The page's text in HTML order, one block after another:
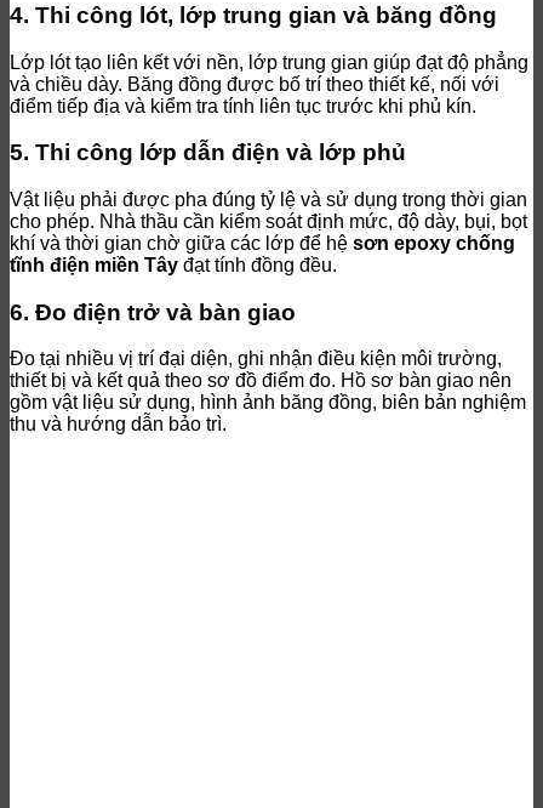
4. Thi công lót, lớp trung gian và băng đồng
Lớp lót tạo liên kết với nền, lớp trung gian giúp đạt độ phẳng
và chiều dày. Băng đồng được bố trí theo thiết kế, nối với
điểm tiếp địa và kiểm tra tính liên tục trước khi phủ kín.
5. Thi công lớp dẫn điện và lớp phủ
Vật liệu phải được pha đúng tỷ lệ và sử dụng trong thời gian
cho phép. Nhà thầu cần kiểm soát định mức, độ dày, bụi, bọt
khí và thời gian chờ giữa các lớp để hệ sơn epoxy chống
tĩnh điện miền Tây đạt tính đồng đều.
6. Đo điện trở và bàn giao
Đo tại nhiều vị trí đại diện, ghi nhận điều kiện môi trường,
thiết bị và kết quả theo sơ đồ điểm đo. Hồ sơ bàn giao nên
gồm vật liệu sử dụng, hình ảnh băng đồng, biên bản nghiệm
thu và hướng dẫn bảo trì.